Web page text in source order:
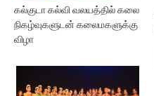
கல்குடா கல்வி வலயத்தில் கலை
நிகழ்வுகளுடன் கலைமகளுக்கு
விழா